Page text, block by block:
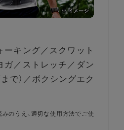
ーキング／スクワット
ガ／ストレッチ／ダン
で）／ボクシングエク
のうえ、適切な使用方法でご使